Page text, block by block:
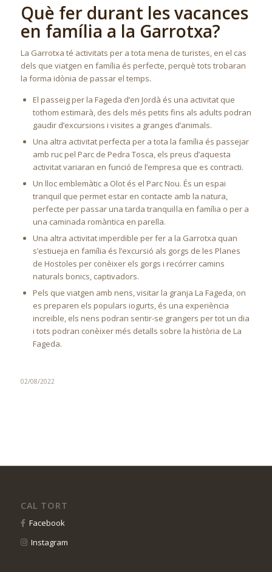
Què fer durant les vacances
en família a la Garrotxa?
La Garrotxa té activitats per a tota mena de turistes, en el cas
dels que viatgen en família és perfecte, perquè tots trobaran
la forma idònia de passar el temps.
El passeig per la Fageda d’en Jordà és una activitat que
tothom estimarà, des dels més petits fins als adults podran
gaudir d’excursions i visites a granges d’animals.
Una altra activitat perfecta per a tota la família és passejar
amb ruc pel Parc de Pedra Tosca, els preus d’aquesta
activitat variaran en funció de l’empresa que es contracti.
Un lloc emblemàtic a Olot és el Parc Nou. És un espai
tranquil que permet estar en contacte amb la natura,
perfecte per passar una tarda tranquil·la en família o per a
una caminada romàntica en parella.
Una altra activitat imperdible per fer a la Garrotxa quan
s’estiueja en família és l’excursió als gorgs de les Planes
de Hostoles per conèixer els gorgs i recórrer camins
naturals bonics, captivadors.
Pels que viatgen amb nens, visitar la granja La Fageda, on
es preparen els populars iogurts, és una experiència
increïble, els nens podran sentir-se grangers per tot un dia
i tots podran conèixer més detalls sobre la història de La
Fageda.
02/08/2022
CAL TORT
Facebook
Instagram